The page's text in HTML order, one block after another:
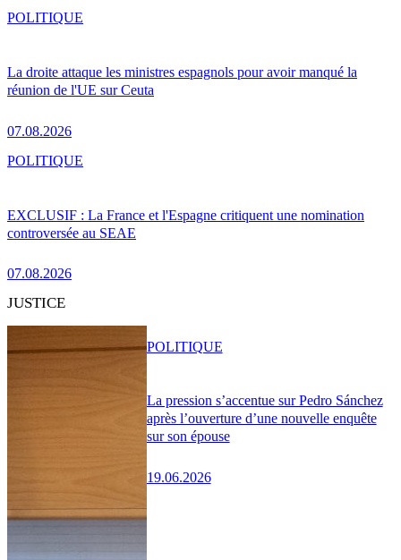
La droite attaque les ministres espagnols pour avoir manqué la
réunion de l'UE sur Ceuta
07.08.2026
POLITIQUE
EXCLUSIF : La France et l'Espagne critiquent une nomination
controversée au SEAE
07.08.2026
POLITIQUE
JUSTICE
La pression s’accentue sur Pedro Sánchez
après l’ouverture d’une nouvelle enquête
sur son épouse
19.06.2026
POLITIQUE